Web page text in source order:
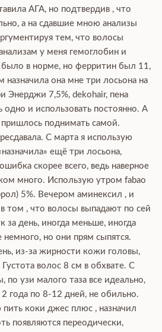
АГА, но подтвердив , что
а на сдавшие мною анализы
тем, что волосы
у меня гемоглобин и
в норме, но ферритин был 11,
она мне три лосьона на
Энерджи 7,5%, dekohair, пена
одно и использовать постоянно. А
поднимать самой.
С марта я использую
ещё три лосьона,
скорее всего, ведь наверное
много. Использую утром fabao
5%. Вечером аминексил , и
том , что волосы выпадают по сей
день, иногда меньше, иногда
но они прям сыпятся.
из-за жирности кожи головы,
волос 8 см в обхвате. С
узи малого таза все идеально,
года по 8-12 дней, не обильно.
коки джес плюс , назначил
появляются переодически,